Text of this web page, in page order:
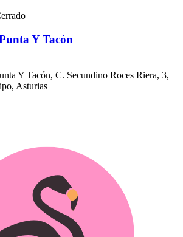
Y Tacón
Y Tacón, C. Secundino Roces Riera, 3,
Asturias